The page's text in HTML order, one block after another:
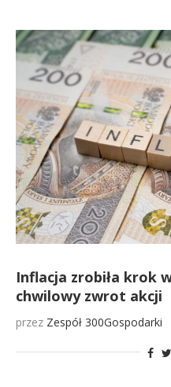
Inflacja zrobiła krok
chwilowy zwrot akcji
przez Zespół 300Gospodarki